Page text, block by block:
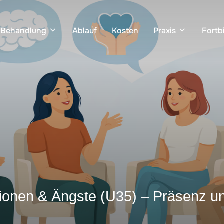
Behandlung Ablauf Kosten Praxis
& Ängste (U35) – Präsenz